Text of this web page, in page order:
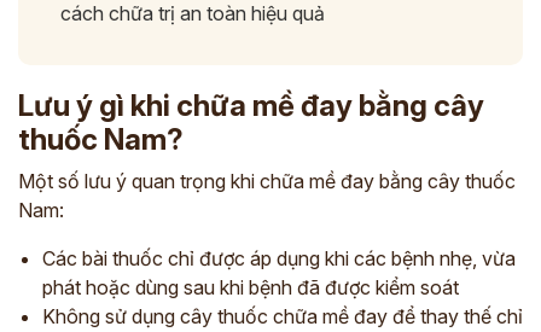
cách chữa trị an toàn hiệu quả
Lưu ý gì khi chữa mề đay bằng cây
thuốc Nam?
Một số lưu ý quan trọng khi chữa mề đay bằng cây thuốc
Nam:
Các bài thuốc chỉ được áp dụng khi các bệnh nhẹ, vừa
phát hoặc dùng sau khi bệnh đã được kiểm soát
Không sử dụng cây thuốc chữa mề đay để thay thế chỉ